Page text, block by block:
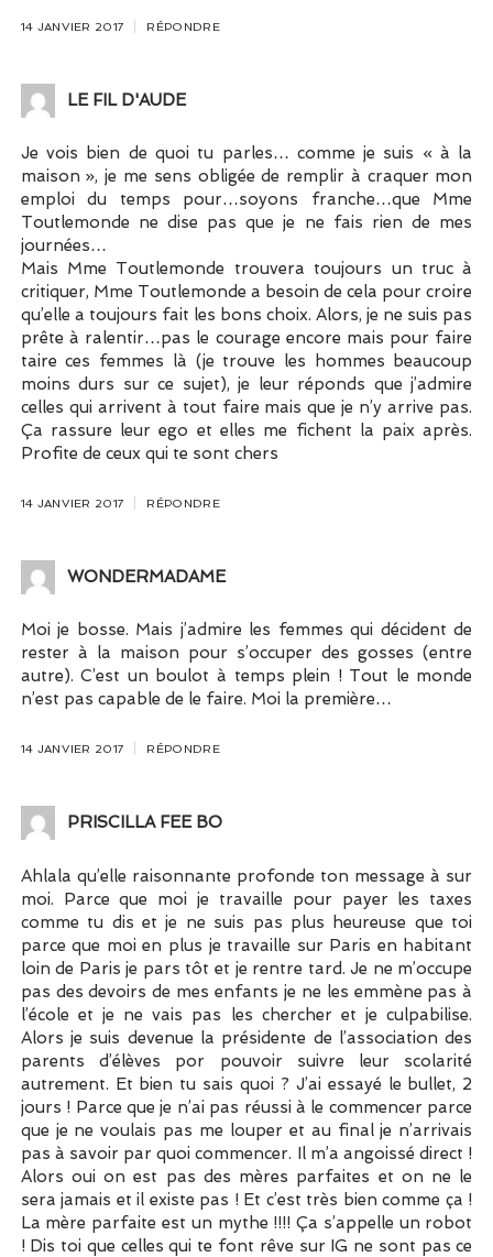
14 JANVIER 2017 RÉPONDRE
LE FIL D'AUDE
Je vois bien de quoi tu parles… comme je suis « à la
maison », je me sens obligée de remplir à craquer mon
emploi du temps pour…soyons franche…que Mme
Toutlemonde ne dise pas que je ne fais rien de mes
journées…
Mais Mme Toutlemonde trouvera toujours un truc à
critiquer, Mme Toutlemonde a besoin de cela pour croire
qu’elle a toujours fait les bons choix. Alors, je ne suis pas
prête à ralentir…pas le courage encore mais pour faire
taire ces femmes là (je trouve les hommes beaucoup
moins durs sur ce sujet), je leur réponds que j’admire
celles qui arrivent à tout faire mais que je n’y arrive pas.
Ça rassure leur ego et elles me fichent la paix après.
Profite de ceux qui te sont chers
14 JANVIER 2017 RÉPONDRE
WONDERMADAME
Moi je bosse. Mais j’admire les femmes qui décident de
rester à la maison pour s’occuper des gosses (entre
autre). C’est un boulot à temps plein ! Tout le monde
n’est pas capable de le faire. Moi la première…
14 JANVIER 2017 RÉPONDRE
PRISCILLA FEE BO
Ahlala qu’elle raisonnante profonde ton message à sur
moi. Parce que moi je travaille pour payer les taxes
comme tu dis et je ne suis pas plus heureuse que toi
parce que moi en plus je travaille sur Paris en habitant
loin de Paris je pars tôt et je rentre tard. Je ne m’occupe
pas des devoirs de mes enfants je ne les emmène pas à
l’école et je ne vais pas les chercher et je culpabilise.
Alors je suis devenue la présidente de l’association des
parents d’élèves por pouvoir suivre leur scolarité
autrement. Et bien tu sais quoi ? J’ai essayé le bullet, 2
jours ! Parce que je n’ai pas réussi à le commencer parce
que je ne voulais pas me louper et au final je n’arrivais
pas à savoir par quoi commencer. Il m’a angoissé direct !
Alors oui on est pas des mères parfaites et on ne le
sera jamais et il existe pas ! Et c’est très bien comme ça !
La mère parfaite est un mythe !!!! Ça s’appelle un robot
! Dis toi que celles qui te font rêve sur IG ne sont pas ce